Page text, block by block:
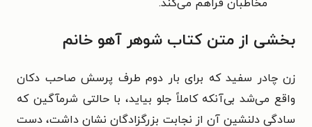
مخاطبان فراهم می‌کند.
بخشی از متن کتاب شوهر آهو خانم
زن چادر سفید که برای بار دوم طرف پرسش صاحب دکان
واقع می‌شد بی‌آنکه کاملاً جلو بیاید، با حالتی شرمآگین که
سادگی دلنشین آن از نجابت بزرگزادگان نشان داشت، دست